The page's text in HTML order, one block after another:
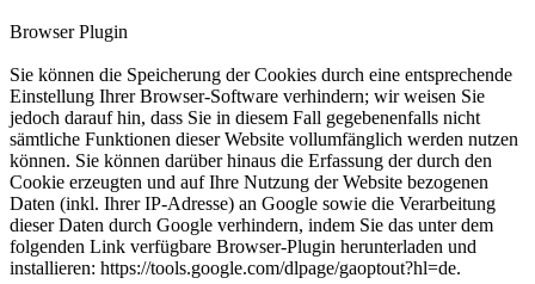
Browser Plugin
Sie können die Speicherung der Cookies durch eine entsprechende
Einstellung Ihrer Browser-Software verhindern; wir weisen Sie
jedoch darauf hin, dass Sie in diesem Fall gegebenenfalls nicht
sämtliche Funktionen dieser Website vollumfänglich werden nutzen
können. Sie können darüber hinaus die Erfassung der durch den
Cookie erzeugten und auf Ihre Nutzung der Website bezogenen
Daten (inkl. Ihrer IP-Adresse) an Google sowie die Verarbeitung
dieser Daten durch Google verhindern, indem Sie das unter dem
folgenden Link verfügbare Browser-Plugin herunterladen und
installieren: https://tools.google.com/dlpage/gaoptout?hl=de.